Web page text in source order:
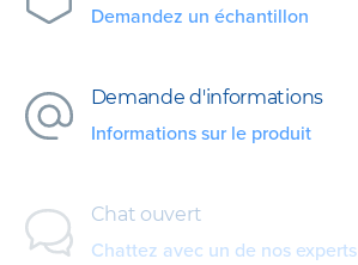
Demandez un échantillon
Demande d'informations
Informations sur le produit
Chat ouvert
Chattez avec un de nos experts